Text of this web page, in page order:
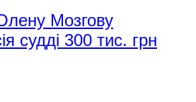
Мозгову
судді 300 тис. грн